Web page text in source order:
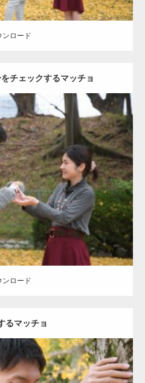
ンロード
チェックするマッチョ
2021.07.8
AKIHITO(細マッチョ) 上腕三頭筋
肩
ンロード
るマッチョ